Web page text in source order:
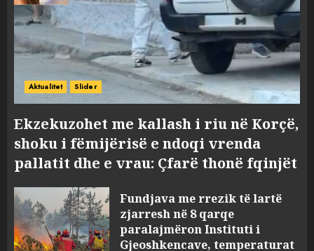
Aktualitet Slider
Ekzekuzohet me kallash i riu në Korçë,
shoku i fëmijërisë e ndoqi vrenda
pallatit dhe e vrau: Çfarë thonë fqinjët
Fundjava me rrezik të lartë
zjarresh në 8 qarqe
paralajmëron Instituti i
Gjeoshkencave, temperaturat